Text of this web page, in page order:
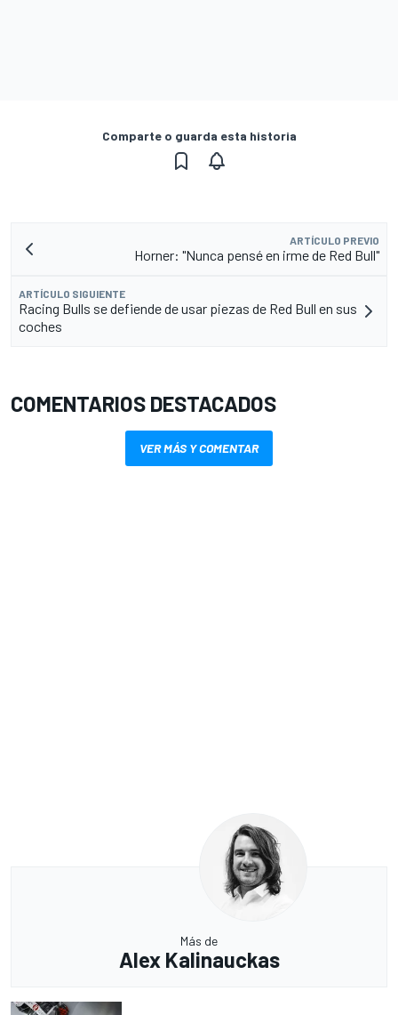
Comparte o guarda esta historia
ARTÍCULO PREVIO
Horner: "Nunca pensé en irme de Red Bull"
ARTÍCULO SIGUIENTE
Racing Bulls se defiende de usar piezas de Red Bull en sus
coches
COMENTARIOS DESTACADOS
VER MÁS Y COMENTAR
Más de
Alex Kalinauckas